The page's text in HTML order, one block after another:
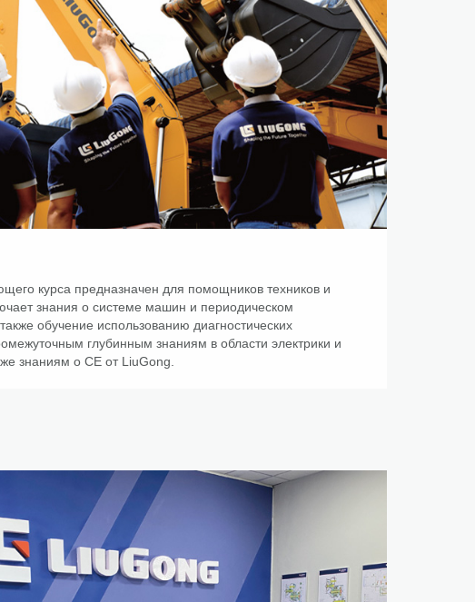
курса предназначен для помощников техников и
знания о системе машин и периодическом
обучение использованию диагностических
глубинным знаниям в области электрики и
знаниям о CE от LiuGong.